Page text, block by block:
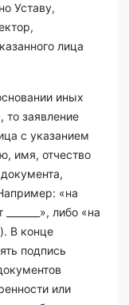
Уставу,
лица
иных
то заявление
с указанием
имя, отчество
«на
либо «на
В конце
подпись
или